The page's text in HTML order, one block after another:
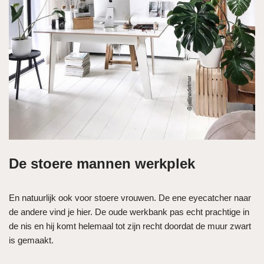
De stoere mannen werkplek
En natuurlijk ook voor stoere vrouwen. De ene eyecatcher naar
de andere vind je hier. De oude werkbank pas echt prachtige in
de nis en hij komt helemaal tot zijn recht doordat de muur zwart
is gemaakt.